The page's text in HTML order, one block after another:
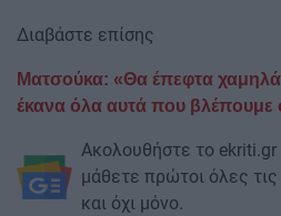
Διαβάστε επίσης
Ματσούκα: «Θα έπεφτα
έκανα όλα αυτά που βλέπουμε
Ακολουθήστε το ekriti.gr
μάθετε πρώτοι όλες τις
και όχι μόνο.